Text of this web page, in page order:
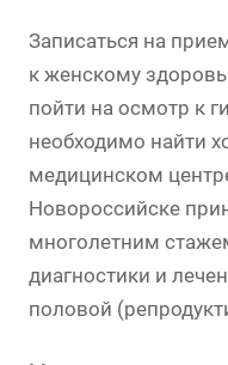
Записаться на
к женскому
пойти на осмотр к
необходимо найти
медицинском
Новороссийске
многолетним
диагностики и
половой